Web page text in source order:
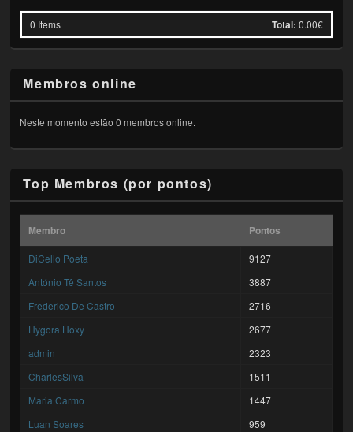
0 Items Total: 0.00€
Membros online
Neste momento estão 0 membros online.
Top Membros (por pontos)
Membro Pontos
DiCello Poeta
9127
António Tê Santos
3887
Frederico De Castro
2716
Hygora Hoxy
2677
admin
2323
CharlesSilva
1511
Maria Carmo
1447
Luan Soares
959